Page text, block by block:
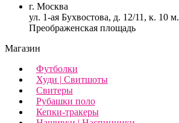
г. Москва
ул. 1-ая Бухвостова, д. 12/11, к. 10 м.
Преображенская площадь
Магазин
Футболки
Худи | Свитшоты
Свитеры
Рубашки поло
Кепки-тракеры